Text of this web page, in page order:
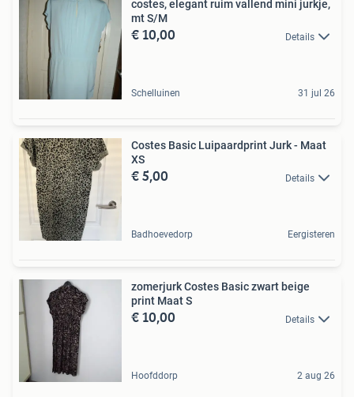
costes, elegant ruim vallend mini jurkje,
mt S/M
€ 10,00 Details
Schelluinen 31 jul 26
Costes Basic Luipaardprint Jurk - Maat
XS
€ 5,00 Details
Badhoevedorp Eergisteren
zomerjurk Costes Basic zwart beige
print Maat S
€ 10,00 Details
Hoofddorp 2 aug 26